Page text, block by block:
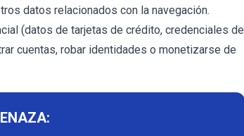
datos relacionados con la navegación.
(datos de tarjetas de crédito, credenciales de
cuentas, robar identidades o monetizarse de